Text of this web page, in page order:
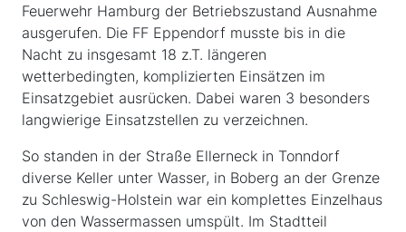
Feuerwehr Hamburg der Betriebszustand Ausnahme
ausgerufen. Die FF Eppendorf musste bis in die
Nacht zu insgesamt 18 z.T. längeren
wetterbedingten, komplizierten Einsätzen im
Einsatzgebiet ausrücken. Dabei waren 3 besonders
langwierige Einsatzstellen zu verzeichnen.
So standen in der Straße Ellerneck in Tonndorf
diverse Keller unter Wasser, in Boberg an der Grenze
zu Schleswig-Holstein war ein komplettes Einzelhaus
von den Wassermassen umspült. Im Stadtteil